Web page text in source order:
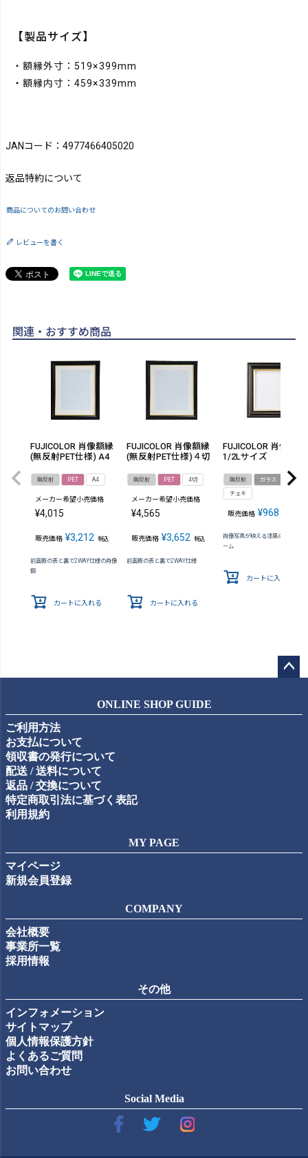
【製品サイズ】
・額縁外寸：519×399mm
・額縁内寸：459×339mm
JANコード：4977466405020
返品特約について
商品についてのお問い合わせ
レビューを書く
関連・おすすめ商品
FUJICOLOR 肖像額縁
(無反射PET仕様) A4
無反射 PET A4
メーカー希望小売価格
¥4,015
販売価格 ¥3,212 税込
前面板の表と裏で2WAY仕様の肖像
額
カートに入れる
FUJICOLOR 肖像額縁
(無反射PET仕様)４切
無反射 PET 4切
メーカー希望小売価格
¥4,565
販売価格 ¥3,652 税込
前面板の表と裏で2WAY仕様
カートに入れる
FUJICOLOR 肖像額縁
1/2Lサイズ
無反射 ガラス
1/2L
チェキ
販売価格 ¥968
肖像写真が映える漆黒の正統派フ
ーム
カートに入れる
ップ
ONLINE SHOP GUIDE
ご利用方法
お支払について
領収書の発行について
配送 / 送料について
返品 / 交換について
特定商取引法に基づく表記
利用規約
MY PAGE
マイページ
新規会員登録
COMPANY
会社概要
事業所一覧
採用情報
その他
インフォメーション
サイトマップ
個人情報保護方針
よくあるご質問
お問い合わせ
Social Media